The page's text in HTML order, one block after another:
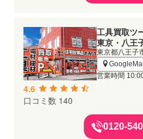
工具買取ツ
東京・八王
東京都八王子
営業時間
4.6
口コミ数 140
0120-